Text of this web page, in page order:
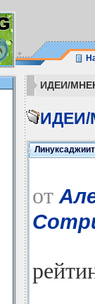
ИДЕИ/
от